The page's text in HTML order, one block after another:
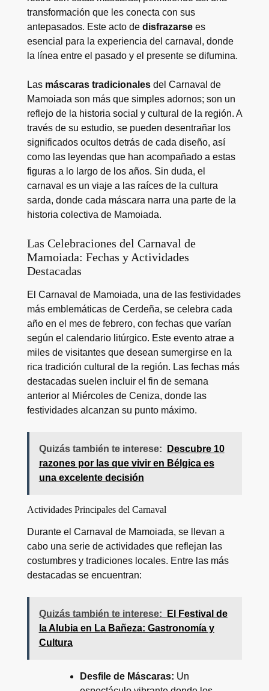
transformación que les conecta con sus
antepasados. Este acto de disfrazarsees
esencial para la experiencia del carnaval, donde
la línea entre el pasado y el presente se difumina.
Las máscaras tradicionalesdel Carnaval de
Mamoiada son más que simples adornos; son un
reflejo de la historia social y cultural de la región. A
través de su estudio, se pueden desentrañar los
significados ocultos detrás de cada diseño, así
como las leyendas que han acompañado a estas
figuras a lo largo de los años. Sin duda, el
carnaval es un viaje a las raíces de la cultura
sarda, donde cada máscara narra una parte de la
historia colectiva de Mamoiada.
Las Celebraciones del Carnaval de
Mamoiada: Fechas y Actividades
Destacadas
El Carnaval de Mamoiada, una de las festividades
más emblemáticas de Cerdeña, se celebra cada
año en el mes de febrero, con fechas que varían
según el calendario litúrgico. Este evento atrae a
miles de visitantes que desean sumergirse en la
rica tradición cultural de la región. Las fechas más
destacadas suelen incluir el fin de semana
anterior al Miércoles de Ceniza, donde las
festividades alcanzan su punto máximo.
Quizás también te interese:
Descubre 10
razones por las que vivir en Bélgica es
una excelente decisión
Actividades Principales del Carnaval
Durante el Carnaval de Mamoiada, se llevan a
cabo una serie de actividades que reflejan las
costumbres y tradiciones locales. Entre las más
destacadas se encuentran:
Quizás también te interese:
El Festival de
la Alubia en La Bañeza: Gastronomía y
Cultura
Desfile de Máscaras: Un